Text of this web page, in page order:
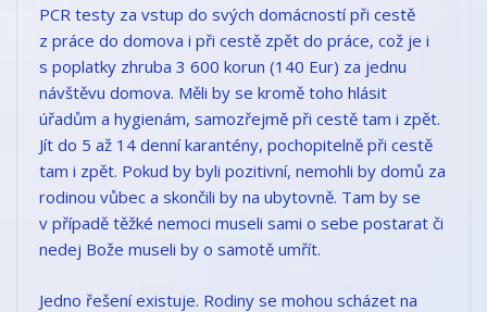
PCR testy za vstup do svých domácností při cestě
z práce do domova i při cestě zpět do práce, což je i
s poplatky zhruba 3 600 korun (140 Eur) za jednu
návštěvu domova. Měli by se kromě toho hlásit
úřadům a hygienám, samozřejmě při cestě tam i zpět.
Jít do 5 až 14 denní karantény, pochopitelně při cestě
tam i zpět. Pokud by byli pozitivní, nemohli by domů za
rodinou vůbec a skončili by na ubytovně. Tam by se
v případě těžké nemoci museli sami o sebe postarat či
nedej Bože museli by o samotě umřít.
Jedno řešení existuje. Rodiny se mohou scházet na